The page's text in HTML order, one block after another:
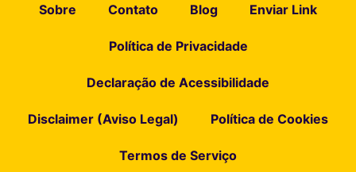
Sobre Contato Blog Enviar Link
Política de Privacidade
Declaração de Acessibilidade
Disclaimer (Aviso Legal) Política de Cookies
Termos de Serviço